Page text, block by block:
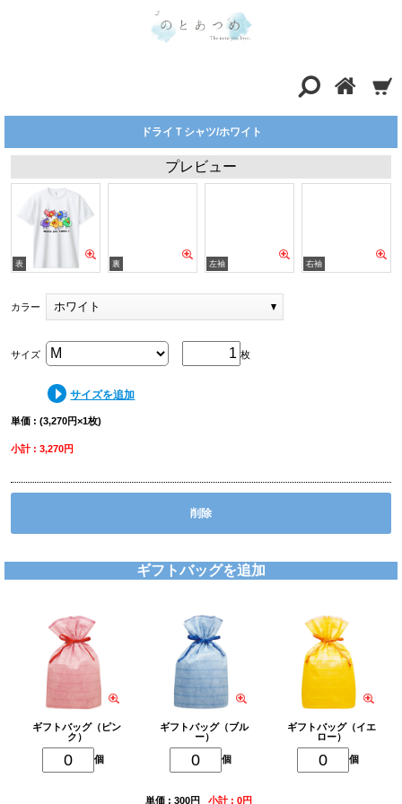
ドライＴシャツ/ホワイト
プレビュー
カラー ホワイト
枚
サイズ
サイズを追加
単価 : (3,270円×1枚)
小計 : 3,270円
削除
ギフトバッグを追加
ギフトバッグ（ピン
ク）
個
ギフトバッグ（ブル
ー）
個
ギフトバッグ（イエ
ロー）
個
単価 : 300円 小計 : 0円